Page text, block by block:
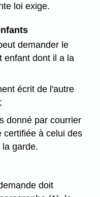
loi exige.
demander le
enfant dont il a la
écrit de l'autre
donné par courrier
certifiée à celui des
garde.
doit